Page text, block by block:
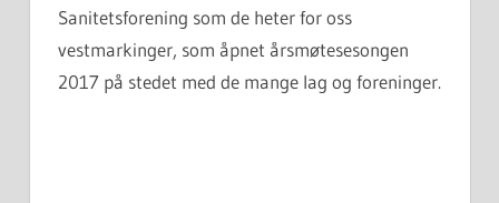
Sanitetsforening som de heter for oss
vestmarkinger, som åpnet årsmøtesesongen
2017 på stedet med de mange lag og foreninger.